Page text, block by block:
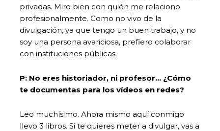
privadas. Miro bien con quién me relaciono
profesionalmente. Como no vivo de la
divulgación, ya que tengo un buen trabajo, y no
soy una persona avariciosa, prefiero colaborar
con instituciones públicas.
P: No eres historiador, ni profesor… ¿Cómo
te documentas para los vídeos en redes?
Leo muchísimo. Ahora mismo aquí conmigo
llevo 3 libros. Si te quieres meter a divulgar, vas a